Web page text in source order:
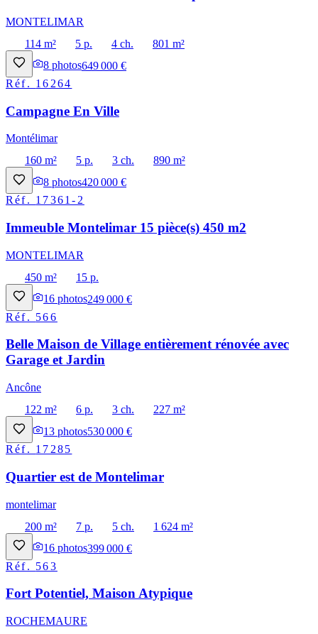
MONTELIMAR
114 m²
5 p. 4 ch.
801 m²
8 photos649 000 €
Réf. 16264
Campagne En Ville
Montélimar
160 m²
5 p. 3 ch.
890 m²
8 photos420 000 €
Réf. 17361-2
Immeuble Montelimar 15 pièce(s) 450 m2
MONTELIMAR
450 m²
15 p.
16 photos249 000 €
Réf. 566
Belle Maison de Village entièrement rénovée avec
Garage et Jardin
Ancône
122 m²
6 p. 3 ch.
227 m²
13 photos530 000 €
Réf. 17285
Quartier est de Montelimar
montelimar
200 m²
7 p. 5 ch.
1 624 m²
16 photos399 000 €
Réf. 563
Fort Potentiel, Maison Atypique
ROCHEMAURE